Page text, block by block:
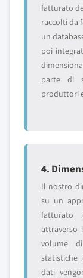
fatturato
raccolti da
un
poi
parte di
produttori
4.
Il nostro
su un
fatturato
attraverso
volume
statistiche
dati